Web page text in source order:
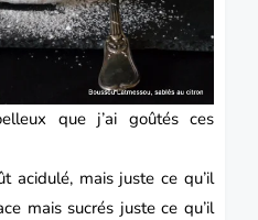
que j’ai goûtés ces
acidulé, mais juste ce qu’il
mais sucrés juste ce qu’il